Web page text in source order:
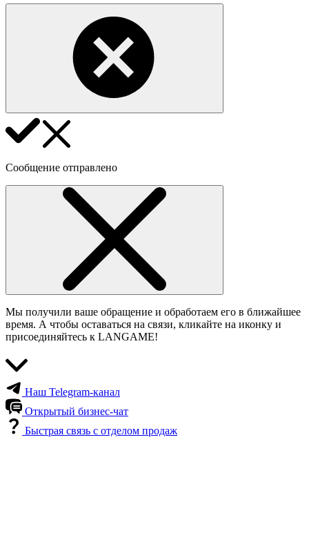
Сообщение отправлено
Мы получили ваше обращение и обработаем его в ближайшее
время. А чтобы оставаться на связи, кликайте на иконку и
присоединяйтесь к LANGAME!
Наш Telegram-канал
Открытый бизнес-чат
Быстрая связь с отделом продаж